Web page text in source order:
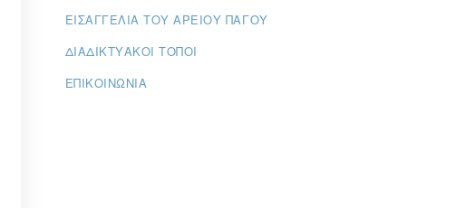
ΕΙΣΑΓΓΕΛΊΑ ΤΟΥ ΑΡΕΊΟΥ ΠΆΓΟΥ
ΔΙΑΔΙΚΤΥΑΚΟΊ ΤΌΠΟΙ
ΕΠΙΚΟΙΝΩΝΊΑ